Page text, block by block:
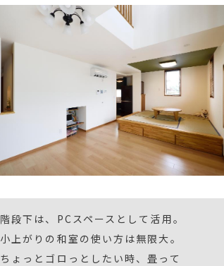
階段下は、PCスペースとして活用。
小上がりの和室の使い方は無限大。
ちょっとゴロっとしたい時、畳って